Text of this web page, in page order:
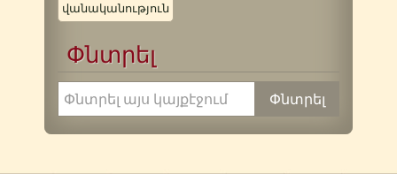
վանականություն
Փնտրել